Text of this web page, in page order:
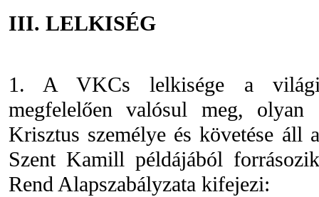
III. LELKISÉG
1. A VKCs lelkisége a
megfelelően valósul meg, olyan
Krisztus személye és követése áll
Szent Kamill példájából
Rend Alapszabályzata kifejezi: